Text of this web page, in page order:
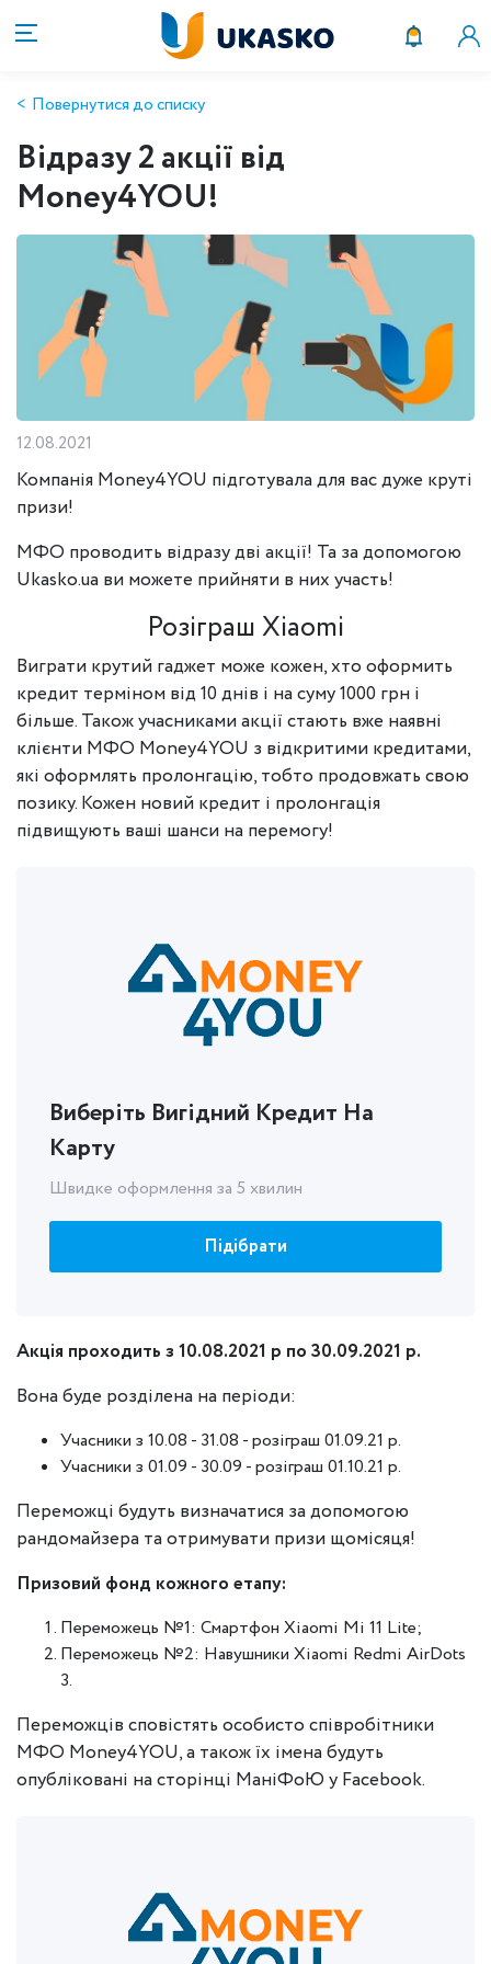
Повернутися до списку
Відразу 2 акції від
Money4YOU!
12.08.2021
Компанія Money4YOU підготувала для вас дуже круті
призи!
МФО проводить відразу дві акції! Та за допомогою
Ukasko.ua ви можете прийняти в них участь!
Розіграш Xiaomi
Виграти крутий гаджет може кожен, хто оформить
кредит терміном від 10 днів і на суму 1000 грн і
більше. Також учасниками акції стають вже наявні
клієнти МФО Money4YOU з відкритими кредитами,
які оформлять пролонгацію, тобто продовжать свою
позику. Кожен новий кредит і пролонгація
підвищують ваші шанси на перемогу!
Виберіть Вигідний Кредит На
Карту
Швидке оформлення за 5 хвилин
Підібрати
Акція проходить з 10.08.2021 р по 30.09.2021 р.
Вона буде розділена на періоди:
Учасники з 10.08 - 31.08 - розіграш 01.09.21 р.
Учасники з 01.09 - 30.09 - розіграш 01.10.21 р.
Переможці будуть визначатися за допомогою
рандомайзера та отримувати призи щомісяця!
Призовий фонд кожного етапу:
Переможець №1: Смартфон Xiaomi Mi 11 Lite;
Переможець №2: Навушники Xiaomi Redmi AirDots
3.
Переможців сповістять особисто співробітники
МФО Money4YOU, а також їх імена будуть
опубліковані на сторінці МаніФоЮ у Facebook.